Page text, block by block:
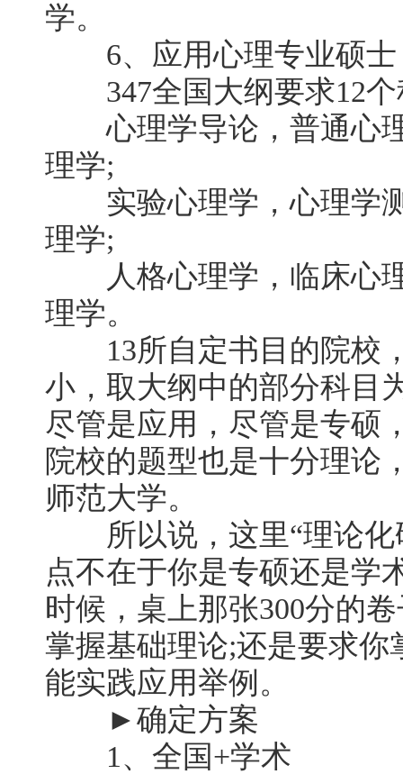
学。
6、应用心理专业硕士
347全国大纲要求12个
心理学导论，普通心理
理学;
实验心理学，心理学测
理学;
人格心理学，临床心理
理学。
13所自定书目的院校
小，取大纲中的部分科目
尽管是应用，尽管是专硕
院校的题型也是十分理论
师范大学。
所以说，这里“理论化
点不在于你是专硕还是学
时候，桌上那张300分的
掌握基础理论;还是要求
能实践应用举例。
►确定方案
1、全国+学术